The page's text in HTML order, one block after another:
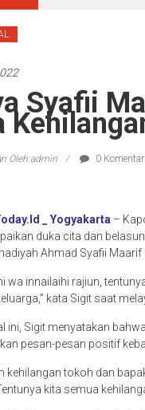
Syafii
Oleh:admin 0 Komentar
_ Yogyakarta –
duka cita dan
Ahmad Syafii Maarif
wa innailaihi rajiun,
kata Sigit saat
ini, Sigit menyatakan
pesan-pesan positif
kehilangan tokoh dan
kita semua